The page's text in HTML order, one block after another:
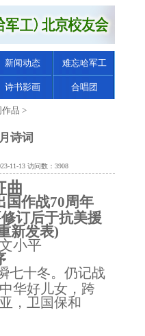
新闻动态 难忘哈军工
诗书影画 合唱团
作品 >
诗词
11-13 访问数：3908
曲
国作战70周年
订后于抗美援
新发表)
小平
七十冬。仍记战
华好儿女，跨
，卫国保和